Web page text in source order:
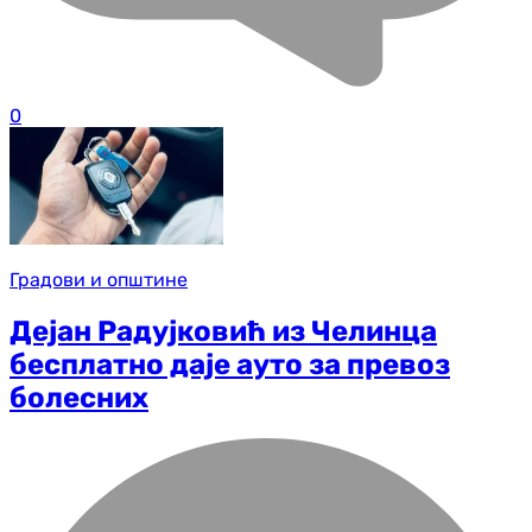
0
Градови и општине
Дејан Радујковић из Челинца
бесплатно даје ауто за превоз
болесних